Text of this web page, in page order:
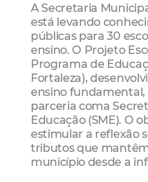
A Secretaria
está levando
públicas para 30
ensino. O Projeto
Programa de
Fortaleza),
ensino fundamental,
parceria coma
Educação (SME). O
estimular a reflexão
tributos que
município desde a